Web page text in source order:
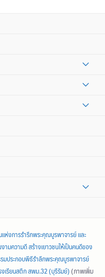
ห่งการรำรึกพระคุณบูรพาจารย์ และ
มความดี สร้างเยาวชนให้เป็นคนดีของ
มประกอบพีธีรำลึกพระคุณบูรพาจารย์
เรียนสตึก สพม.32 (บุรีรัมย์)(ภาพเพิ่ม